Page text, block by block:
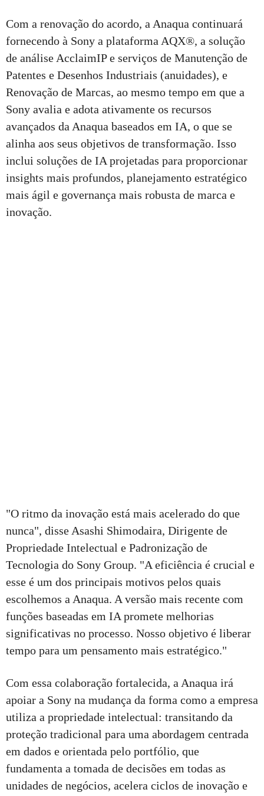
Com a renovação do acordo, a Anaqua continuará
fornecendo à Sony a plataforma AQX®, a solução
de análise AcclaimIP e serviços de Manutenção de
Patentes e Desenhos Industriais (anuidades), e
Renovação de Marcas, ao mesmo tempo em que a
Sony avalia e adota ativamente os recursos
avançados da Anaqua baseados em IA, o que se
alinha aos seus objetivos de transformação. Isso
inclui soluções de IA projetadas para proporcionar
insights mais profundos, planejamento estratégico
mais ágil e governança mais robusta de marca e
inovação.
"O ritmo da inovação está mais acelerado do que
nunca", disse Asashi Shimodaira, Dirigente de
Propriedade Intelectual e Padronização de
Tecnologia do Sony Group. "A eficiência é crucial e
esse é um dos principais motivos pelos quais
escolhemos a Anaqua. A versão mais recente com
funções baseadas em IA promete melhorias
significativas no processo. Nosso objetivo é liberar
tempo para um pensamento mais estratégico."
Com essa colaboração fortalecida, a Anaqua irá
apoiar a Sony na mudança da forma como a empresa
utiliza a propriedade intelectual: transitando da
proteção tradicional para uma abordagem centrada
em dados e orientada pelo portfólio, que
fundamenta a tomada de decisões em todas as
unidades de negócios, acelera ciclos de inovação e